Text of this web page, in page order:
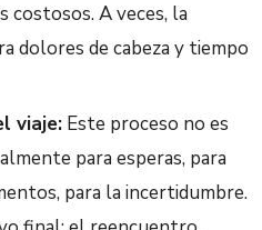
costosos. A veces, la
dolores de cabeza y tiempo
viaje: Este proceso no es
para esperas, para
para la incertidumbre.